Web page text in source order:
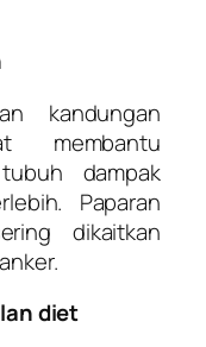
kandungan
membantu
dampak
Paparan
dikaitkan
diet